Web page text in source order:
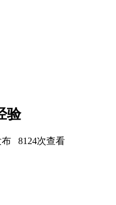
验
布 8124次查看